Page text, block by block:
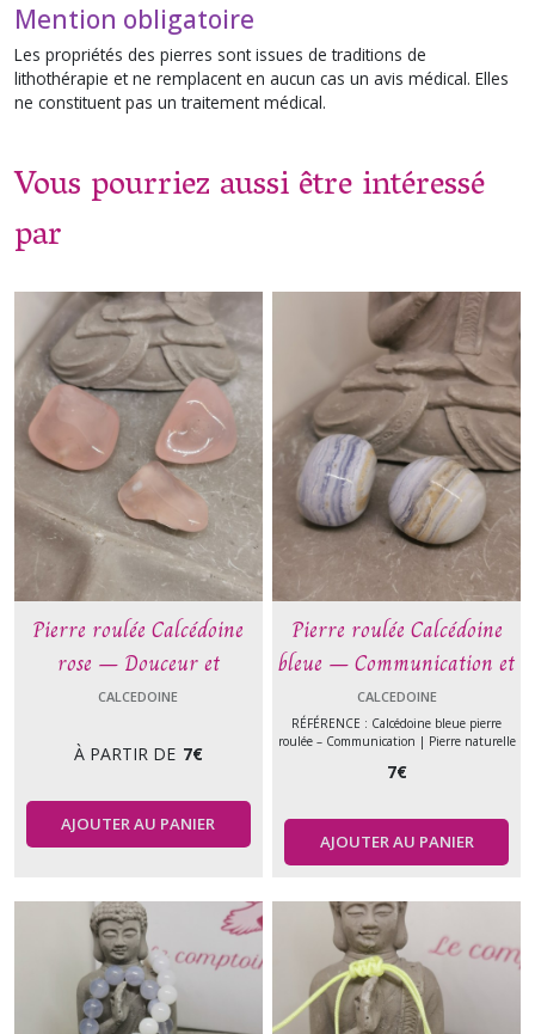
Mention obligatoire
Les propriétés des pierres sont issues de traditions de
lithothérapie et ne remplacent en aucun cas un avis médical. Elles
ne constituent pas un traitement médical.
Vous pourriez aussi être intéressé
par
Pierre roulée Calcédoine
rose – Douceur et
apaisement émotionnel –
CALCEDOINE
À PARTIR DE 7€
AJOUTER AU PANIER
Pierre roulée Calcédoine
bleue – Communication et
apaisement – Pierre
naturelle
CALCEDOINE
RÉFÉRENCE : Calcédoine bleue pierre
roulée – Communication | Pierre naturelle
7€
AJOUTER AU PANIER